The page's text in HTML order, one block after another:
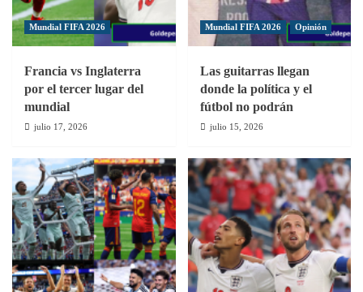
Mundial FIFA 2026
Francia vs Inglaterra
por el tercer lugar del
mundial
julio 17, 2026
Mundial FIFA 2026 Opinión
Las guitarras llegan
donde la política y el
fútbol no podrán
julio 15, 2026